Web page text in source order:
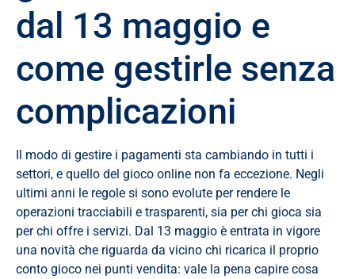
dal 13 maggio e
come gestirle senza
complicazioni
Il modo di gestire i pagamenti sta cambiando in tutti i
settori, e quello del gioco online non fa eccezione. Negli
ultimi anni le regole si sono evolute per rendere le
operazioni tracciabili e trasparenti, sia per chi gioca sia
per chi offre i servizi. Dal 13 maggio è entrata in vigore
una novità che riguarda da vicino chi ricarica il proprio
conto gioco nei punti vendita: vale la pena capire cosa